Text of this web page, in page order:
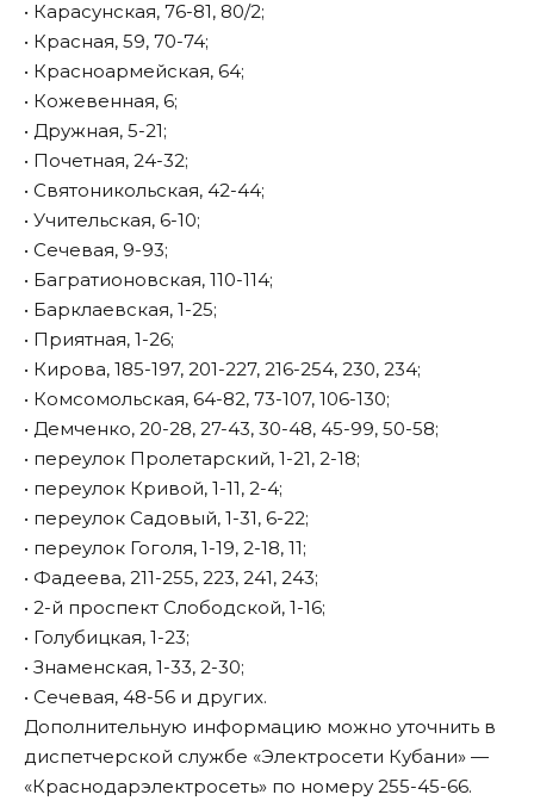
• Карасунская, 76-81, 80/2;
• Красная, 59, 70-74;
• Красноармейская, 64;
• Кожевенная, 6;
• Дружная, 5-21;
• Почетная, 24-32;
• Святоникольская, 42-44;
• Учительская, 6-10;
• Сечевая, 9-93;
• Багратионовская, 110-114;
• Барклаевская, 1-25;
• Приятная, 1-26;
• Кирова, 185-197, 201-227, 216-254, 230, 234;
• Комсомольская, 64-82, 73-107, 106-130;
• Демченко, 20-28, 27-43, 30-48, 45-99, 50-58;
• переулок Пролетарский, 1-21, 2-18;
• переулок Кривой, 1-11, 2-4;
• переулок Садовый, 1-31, 6-22;
• переулок Гоголя, 1-19, 2-18, 11;
• Фадеева, 211-255, 223, 241, 243;
• 2-й проспект Слободской, 1-16;
• Голубицкая, 1-23;
• Знаменская, 1-33, 2-30;
• Сечевая, 48-56 и других.
Дополнительную информацию можно уточнить в
диспетчерской службе «Электросети Кубани» —
«Краснодарэлектросеть» по номеру 255-45-66.